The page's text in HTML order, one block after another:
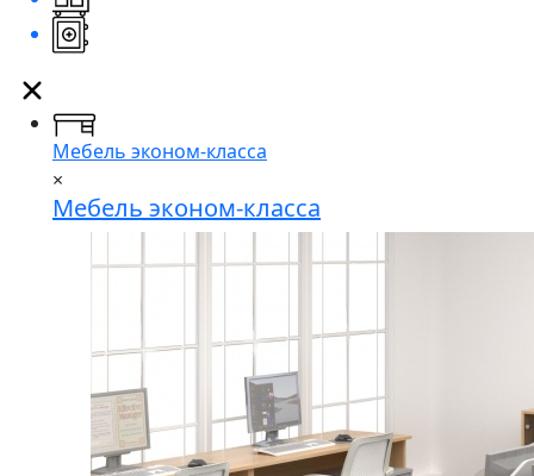
Мебель эконом-класса
×
Мебель эконом-класса